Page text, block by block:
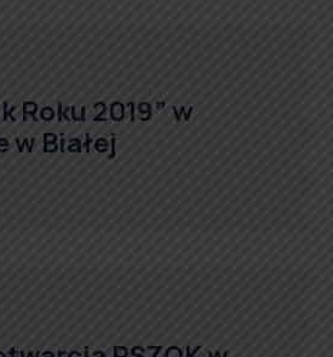
Roku 2019” w
Białej